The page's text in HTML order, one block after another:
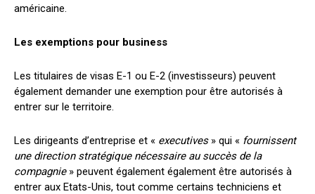
américaine.
Les exemptions pour business
Les titulaires de visas E-1 ou E-2 (investisseurs) peuvent
également demander une exemption pour être autorisés à
entrer sur le territoire.
Les dirigeants d’entreprise et « executives » qui « fournissent
une direction stratégique nécessaire au succès de la
compagnie » peuvent également également être autorisés à
entrer aux Etats-Unis, tout comme certains techniciens et